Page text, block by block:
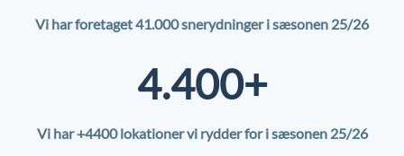
Vi har foretaget 41.000 snerydninger i sæsonen 25/26
4.400+
Vi har +4400 lokationer vi rydder for i sæsonen 25/26